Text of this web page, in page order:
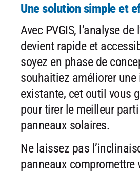
Une solution simple et
Avec PVGIS, l’analyse
devient rapide et
soyez en phase de
souhaitiez améliorer
existante, cet outil vous
pour tirer le meilleur
panneaux solaires.
Ne laissez pas
panneaux compromettre